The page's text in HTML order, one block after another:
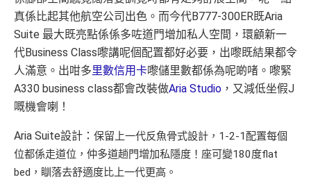
真係比起其他航空公司出色。而今代B777-300ER既Aria
Suite 最大既亮點係係多咗道門增加私人空間，環顧新一
代Business Class嚟講呢個配置都好必要，出嚟既結果都令
人滿意。出咁多里數信用卡嚟儲里數都係為呢啲啫。嚟緊
A330 business class都會改裝做Aria Studio ，又減低坐假J
嘅機會喇！
Aria Suite設計： 保留上一代反魚骨式設計，1-2-1配置每個
位都係走道位，仲多道趟門增加私隱度！座可變180度flat
bed，瞓落去舒適度比上一代更高。